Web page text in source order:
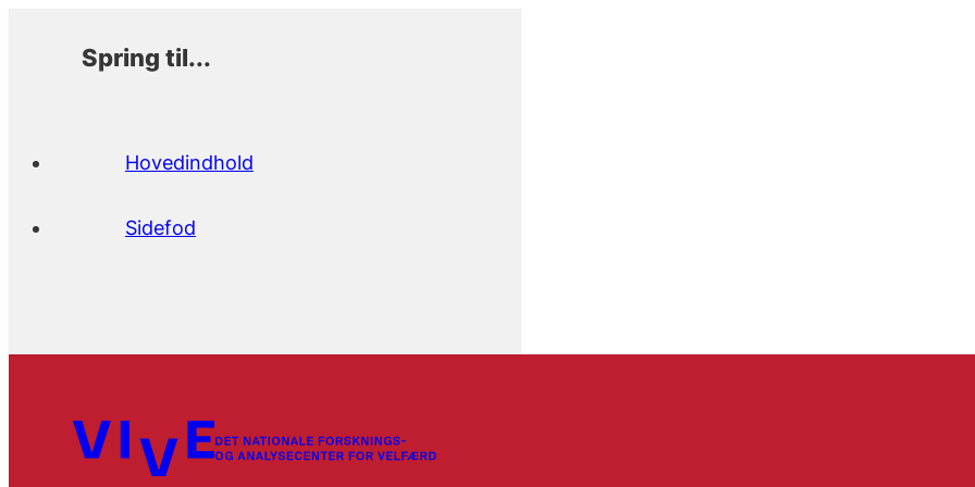
Spring til...
Hovedindhold
Sidefod